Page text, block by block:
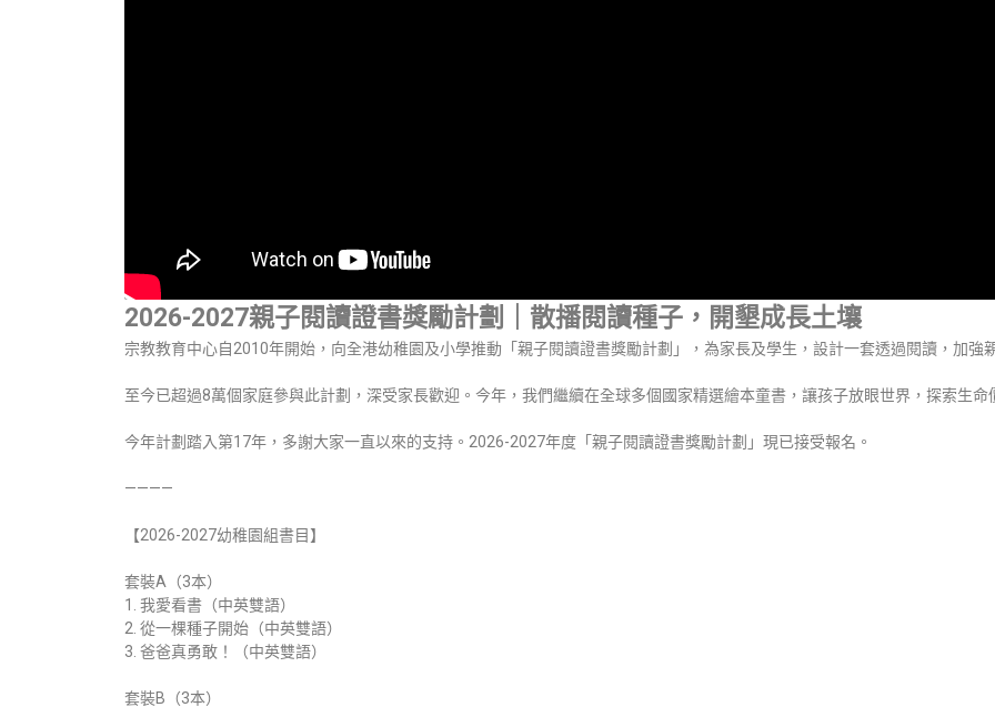
2026-2027親子閱讀證書獎勵計劃｜散播閱讀種子，開墾成長土壤
宗教教育中心自2010年開始，向全港幼稚園及小學推動「親子閱讀證書獎勵計劃」，為家長及學生，設計一套透過閱讀，加強
至今已超過8萬個家庭參與此計劃，深受家長歡迎。今年，我們繼續在全球多個國家精選繪本童書，讓孩子放眼世界，探索生命
今年計劃踏入第17年，多謝大家一直以來的支持。2026-2027年度「親子閱讀證書獎勵計劃」現已接受報名。
————
【2026-2027幼稚園組書目】
套裝A（3本）
1. 我愛看書（中英雙語）
2. 從一棵種子開始（中英雙語）
3. 爸爸真勇敢！（中英雙語）
套裝B（3本）